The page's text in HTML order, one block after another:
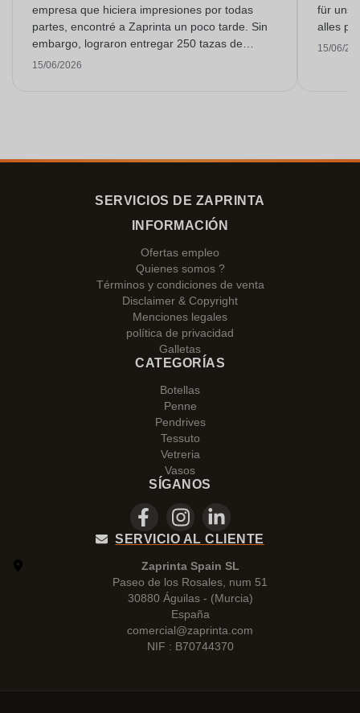
empresa que hiciera impresiones por todas
partes, encontré a Zaprinta un poco tarde. Sin
embargo, lograron entregar 250 tazas de
esmalte con una impresión excelente a tiempo.
15/06/2026
für
alles
15/06/
SERVICIOS DE ZAPRINTA
INFORMACIÓN
Ofertas empleo
Quienes somos ?
Términos y condiciones de venta
Disclaimer & Copyright
Menciones legales
política de privacidad
Galletas
CATEGORÍAS
Botellas
Penne
Pendrives
Tessuto
Vetreria
Vasos
SÍGANOS
SERVICIO AL CLIENTE
Zaprinta Spain SL
Paseo de los Rosales, num 51
30880 Águilas - (Murcia)
España
comercial@zaprinta.com
NIF : B70744370